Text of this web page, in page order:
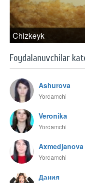
Chizkeyk
Foydalanuvchilar
Ashurova
Yordamchi
Veronika
Yordamchi
Axmedjanova
Yordamchi
Дания